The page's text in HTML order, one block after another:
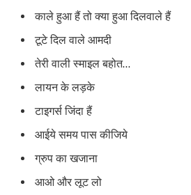
काले हुआ हैं तो क्या हुआ दिलवाले हैं
टूटे दिल वाले आमदी
तेरी वाली स्माइल बहोत…
लायन के लड़के
टाइगर्स जिंदा हैं
आईये समय पास कीजिये
ग्रुप का खजाना
आओ और लूट लो